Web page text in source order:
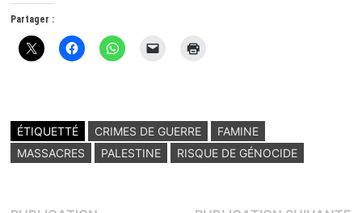
Partager :
ÉTIQUETTÉ CRIMES DE GUERRE
FAMINE
MASSACRES
PALESTINE RISQUE DE GÉNOCIDE